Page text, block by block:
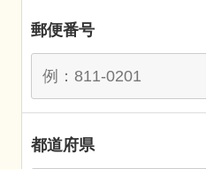
郵便番号
都道府県